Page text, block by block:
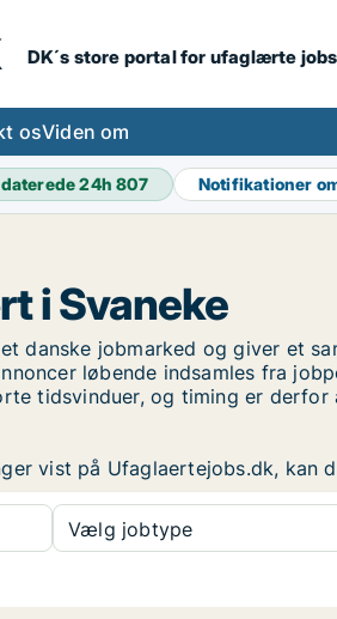
DK´s store portal for ufaglærte
osViden om
24h807 Notifikationer
i Svaneke
danske jobmarked og giver et
løbende indsamles fra
tidsvinduer, og timing er
vist på Ufaglaertejobs.dk, kan
Vælg jobtype